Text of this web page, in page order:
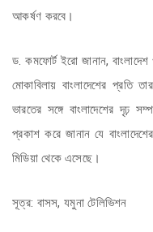
আকর্ষণ করবে।
ড. কমফোর্ট ইরো জানান,
মোকাবিলায় বাংলাদেশের
ভারতের সঙ্গে বাংলাদেশের দৃঢ়
প্রকাশ করে জানান যে
মিডিয়া থেকে এসেছে।
সূত্র: বাসস, যমুনা টেলিভিশন